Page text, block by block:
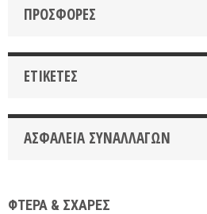
ΠΡΟΣΦΟΡΈΣ
ΕΤΙΚΈΤΕΣ
ΑΣΦΆΛΕΙΑ ΣΥΝΑΛΛΑΓΏΝ
ΦΤΕΡΑ & ΣΧΑΡΕΣ